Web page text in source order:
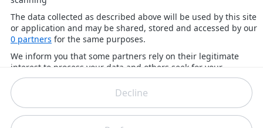
l’équipe du Gorafi mais aussi Alison Wheeler (miss météo).